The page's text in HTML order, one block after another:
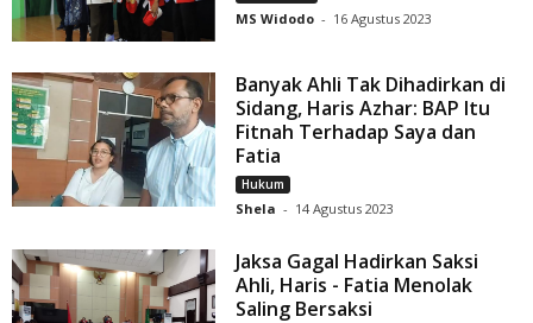
MS Widodo - 16 Agustus 2023
Banyak Ahli Tak Dihadirkan di
Sidang, Haris Azhar: BAP Itu
Fitnah Terhadap Saya dan
Fatia
Hukum
Shela - 14 Agustus 2023
Jaksa Gagal Hadirkan Saksi
Ahli, Haris - Fatia Menolak
Saling Bersaksi